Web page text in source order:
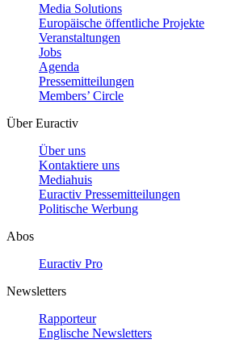
Media Solutions
Europäische öffentliche Projekte
Veranstaltungen
Jobs
Agenda
Pressemitteilungen
Members’ Circle
Über Euractiv
Über uns
Kontaktiere uns
Mediahuis
Euractiv Pressemitteilungen
Politische Werbung
Abos
Euractiv Pro
Newsletters
Rapporteur
Englische Newsletters